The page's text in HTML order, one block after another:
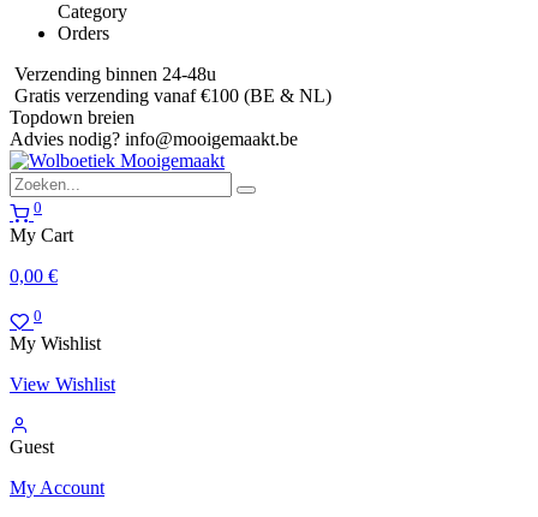
Category
Orders
Verzending binnen 24-48u
Gratis verzending vanaf €100 (BE & NL)
Topdown breien
Advies nodig? info@mooigemaakt.be
0
My Cart
0,00 €
0
My Wishlist
View Wishlist
Guest
My Account